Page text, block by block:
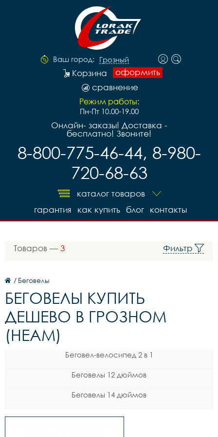
Ваш город: Грозный
оформить
Корзина
сравнение
Режим работы:
Пн-Пт 10.00-19.00
Онлайн- заказы! Доставка -
бесплатно! Звоните!
8-800-775-46-44, 8-980-
720-68-63
каталог товаров
контакты
блог
как купить
гарантия
Товаров — 3 Фильтр
/ Беговелы
БЕГОВЕЛЫ КУПИТЬ
ДЕШЕВО В ГРОЗНОМ
(HEAM)
Беговел-велосипед 2 в 1
Беговелы 12 дюймов
Беговелы 14 дюймов